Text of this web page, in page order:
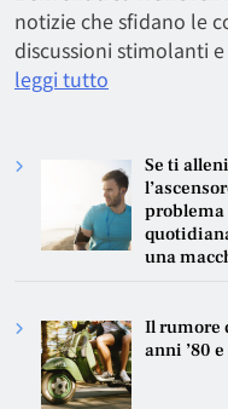
notizie che sfidano le
discussioni stimolanti
leggi tutto
Se ti
problema
una
Il rumore
anni ’80 e